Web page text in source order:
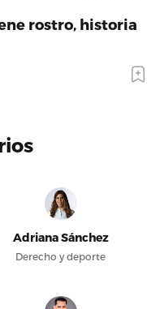
rostro, historia
Adriana Sánchez
Derecho y deporte